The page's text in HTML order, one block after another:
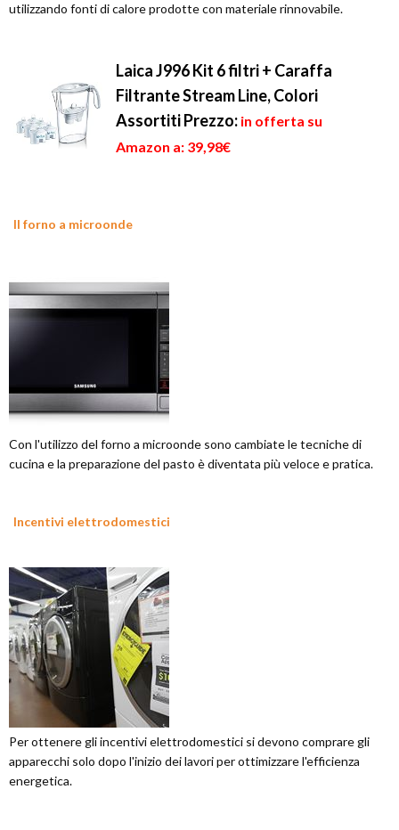
utilizzando fonti di calore prodotte con materiale rinnovabile.
Laica J996 Kit 6 filtri + Caraffa
Filtrante Stream Line, Colori
AssortitiPrezzo: in offerta su
Amazon a: 39,98€
Il forno a microonde
Con l'utilizzo del forno a microonde sono cambiate le tecniche di
cucina e la preparazione del pasto è diventata più veloce e pratica.
Incentivi elettrodomestici
Per ottenere gli incentivi elettrodomestici si devono comprare gli
apparecchi solo dopo l'inizio dei lavori per ottimizzare l'efficienza
energetica.